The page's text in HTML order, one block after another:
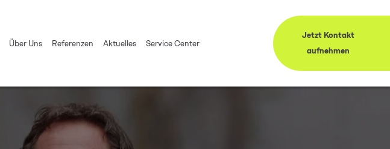
Über Uns Referenzen Aktuelles Service Center
Jetzt Kontakt
aufnehmen